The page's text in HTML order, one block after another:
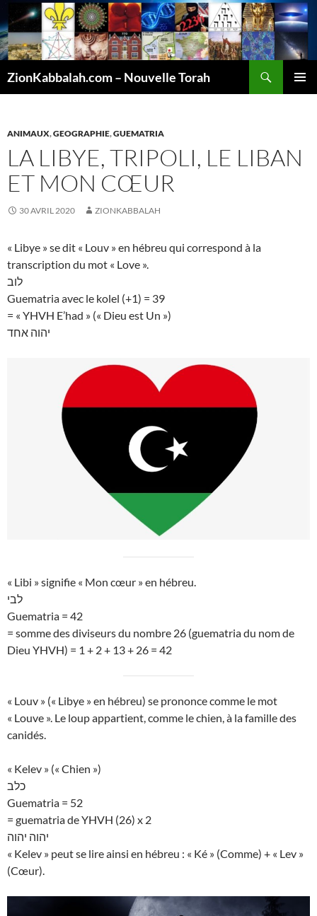
ZionKabbalah.com – Nouvelle Torah
ANIMAUX,GEOGRAPHIE,GUEMATRIA
LA LIBYE, TRIPOLI, LE LIBAN
ET MON CŒUR
30 AVRIL 2020 ZIONKABBALAH
« Libye » se dit « Louv » en hébreu qui correspond à la
transcription du mot « Love ».
לוב
Guematria avec le kolel (+1) = 39
= « YHVH E’had » (« Dieu est Un »)
יהוה אחד
« Libi » signifie « Mon cœur » en hébreu.
לבי
Guematria = 42
= somme des diviseurs du nombre 26 (guematria du nom de
Dieu YHVH) = 1 + 2 + 13 + 26 = 42
« Louv » (« Libye » en hébreu) se prononce comme le mot
« Louve ». Le loup appartient, comme le chien, à la famille des
canidés.
« Kelev » (« Chien »)
כלב
Guematria = 52
= guematria de YHVH (26) x 2
יהוה יהוה
« Kelev » peut se lire ainsi en hébreu : « Ké » (Comme) + « Lev »
(Cœur).